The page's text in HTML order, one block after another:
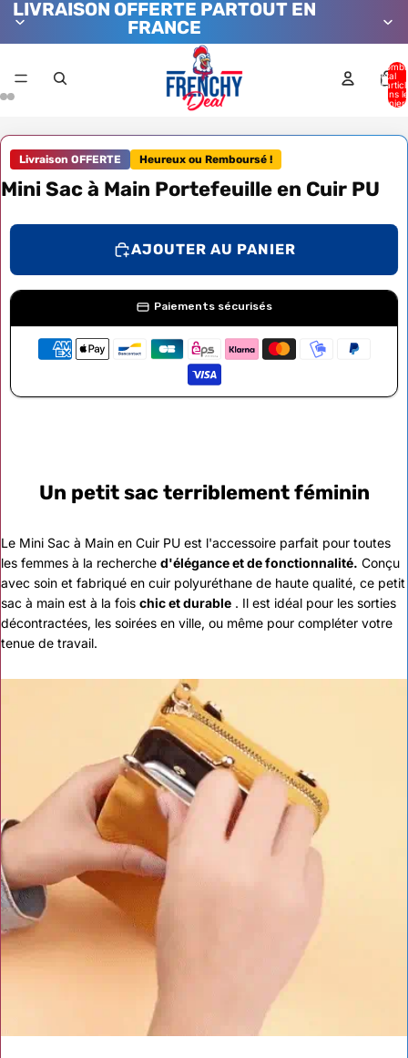
LIVRAISON OFFERTE PARTOUT EN
FRANCE
total
dans le
Livraison OFFERTE Heureux ou Remboursé !
Mini Sac à Main Portefeuille en Cuir PU
AJOUTER AU PANIER
Paiements sécurisés
Un petit sac terriblement féminin
Le Mini Sac à Main en Cuir PU est l'accessoire parfait pour toutes
les femmes à la recherche d'élégance et de fonctionnalité. Conçu
avec soin et fabriqué en cuir polyuréthane de haute qualité, ce petit
sac à main est à la fois chic et durable . Il est idéal pour les sorties
décontractées, les soirées en ville, ou même pour compléter votre
tenue de travail.